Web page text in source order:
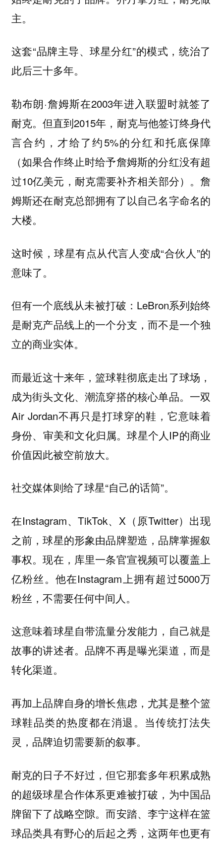
主。
这套“品牌主导、球星分红”的模式，统治了
此后三十多年。
勒布朗·詹姆斯在2003年进入联盟时就签了
耐克。但直到2015年，耐克与他签订终身代
言合约，才给了约5%的分红和托底保障
（如果合作终止时给予詹姆斯的分红没有超
过10亿美元，耐克需要补齐相关部分）。詹
姆斯还在耐克总部拥有了以自己名字命名的
大楼。
这时候，球星有点从代言人变成“合伙人”的
意味了。
但有一个底线从未被打破：LeBron系列始终
是耐克产品线上的一个分支，而不是一个独
立的商业实体。
而最近这十来年，篮球鞋彻底走出了球场，
成为街头文化、潮流穿搭的核心单品。一双
Air Jordan不再只是打球穿的鞋，它意味着
身份、审美和文化归属。球星个人IP的商业
价值因此被空前放大。
社交媒体则给了球星“自己的话筒”。
在Instagram、TikTok、X（原Twitter）出现
之前，球星的形象由品牌塑造，品牌掌握叙
事权。现在，库里一条官宣视频可以覆盖上
亿粉丝。他在Instagram上拥有超过5000万
粉丝，不需要任何中间人。
这意味着球星自带流量分发能力，自己就是
故事的讲述者。品牌不再是曝光渠道，而是
转化渠道。
再加上品牌自身的增长焦虑，尤其是整个篮
球鞋品类的热度都在消退。当传统打法失
灵，品牌迫切需要新的叙事。
耐克的日子不好过，但它那套多年积累成熟
的超级球星合作体系更难被打破，为中国品
牌留下了战略空隙。而安踏、李宁这样在篮
球品类具有野心的后起之秀，这两年也更有